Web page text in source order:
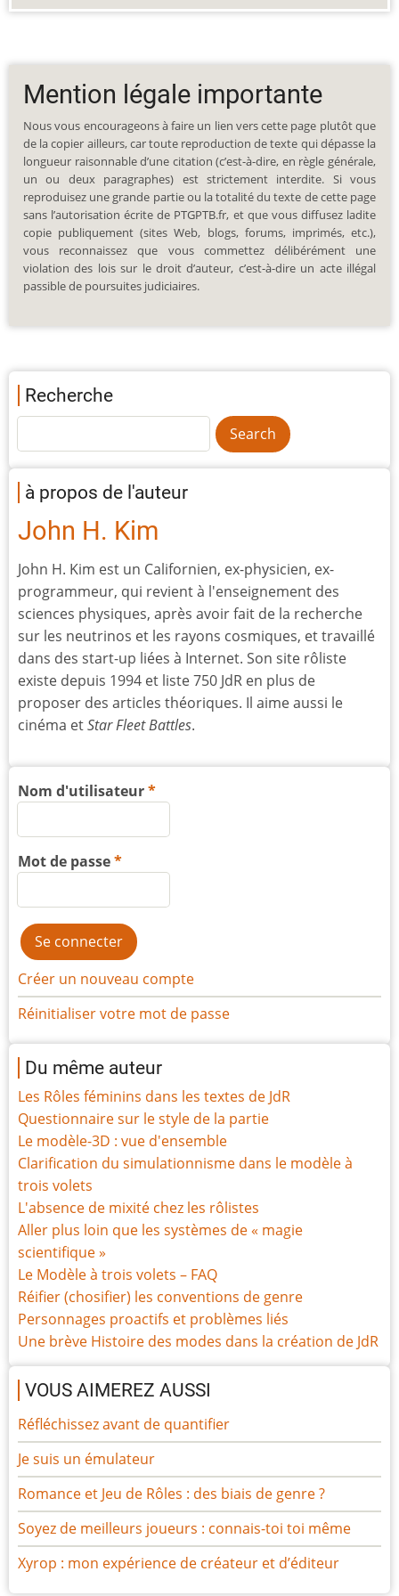
Mention légale importante
Nous vous encourageons à faire un lien vers cette page plutôt que
de la copier ailleurs, car toute reproduction de texte qui dépasse la
longueur raisonnable d’une citation (c’est-à-dire, en règle générale,
un ou deux paragraphes) est strictement interdite. Si vous
reproduisez une grande partie ou la totalité du texte de cette page
sans l’autorisation écrite de PTGPTB.fr, et que vous diffusez ladite
copie publiquement (sites Web, blogs, forums, imprimés, etc.),
vous reconnaissez que vous commettez délibérément une
violation des lois sur le droit d’auteur, c’est-à-dire un acte illégal
passible de poursuites judiciaires.
Recherche
à propos de l'auteur
John H. Kim
John H. Kim est un Californien, ex-physicien, ex-
programmeur, qui revient à l'enseignement des
sciences physiques, après avoir fait de la recherche
sur les neutrinos et les rayons cosmiques, et travaillé
dans des start-up liées à Internet. Son site rôliste
existe depuis 1994 et liste 750 JdR en plus de
proposer des articles théoriques. Il aime aussi le
cinéma etStar Fleet Battles.
Nom d'utilisateur
Mot de passe
Créer un nouveau compte
Réinitialiser votre mot de passe
Du même auteur
Les Rôles féminins dans les textes de JdR
Questionnaire sur le style de la partie
Le modèle-3D : vue d'ensemble
Clarification du simulationnisme dans le modèle à
trois volets
L'absence de mixité chez les rôlistes
Aller plus loin que les systèmes de « magie
scientifique »
Le Modèle à trois volets – FAQ
Réifier (chosifier) les conventions de genre
Personnages proactifs et problèmes liés
Une brève Histoire des modes dans la création de JdR
VOUS AIMEREZ AUSSI
Réfléchissez avant de quantifier
Je suis un émulateur
Romance et Jeu de Rôles : des biais de genre ?
Soyez de meilleurs joueurs : connais-toi toi même
Xyrop : mon expérience de créateur et d’éditeur